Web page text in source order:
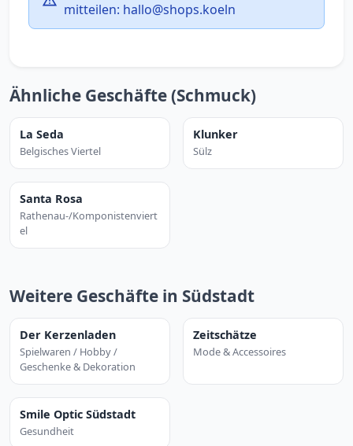
mitteilen: hallo@shops.koeln
Ähnliche Geschäfte (Schmuck)
La Seda
Belgisches Viertel
Klunker
Sülz
Santa Rosa
Rathenau-/Komponistenviert
el
Weitere Geschäfte in Südstadt
Der Kerzenladen
Spielwaren / Hobby /
Geschenke & Dekoration
Zeitschätze
Mode & Accessoires
Smile Optic Südstadt
Gesundheit